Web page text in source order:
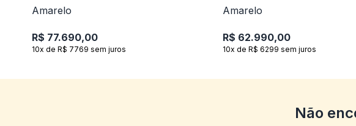
R$ 77.690,00
10x de R$ 7769 sem juros
R$ 62.990,00
10x de R$ 6299 sem juros
Não